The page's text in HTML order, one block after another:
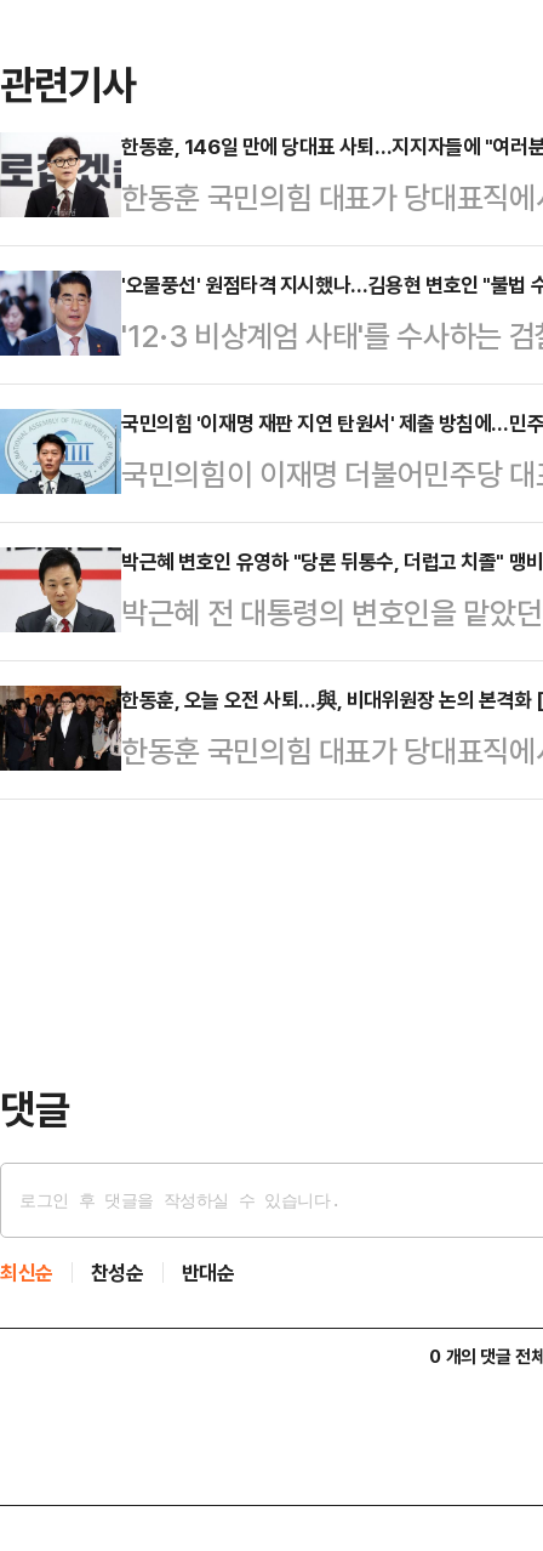
관련기사
한동훈, 146일 만에 당대표 사퇴…지지자들에 "여러
한동훈 국민의힘 대표가 당대표직
당대표로 선출된 이후 146일 만이
내에서 사퇴 압박을 받아온 한 대표
돼 더 이상 당대표의 정상적 임무수
는 16일 오전 국회에서 기자회견을
다"고 말했다.한 대표는 "비상계엄
죄송하다"며 "선진국 대한민국에
냐. 탄핵으로 마음 아픈 우리 …
'오물풍선' 원점타격 지시했나…김용현 변호인 "불법
'12·3 비상계엄 사태'를 수사하는
세력이 오물풍선에 대한 원점타격
긴장을 조성하려 했는지 살펴보는
에 대해 "피의사실과 관련 없는 이
장을 밝힌 것으로 알려졌다.지난
수사본부(본부장 박세현 서울고검
방장관을 불러 '오물 풍선이 날아오
를 합참…
국민의힘 '이재명 재판 지연 탄원서' 제출 방침에…민
국민의힘이 이재명 더불어민주당
을 고의 지연시키고 있다며 신속한
밝혔다. 이에 민주당은 "상식적으
민주당 대변인은 16일 국회에서 열
재명 대표가 항소심에 대한 소송기
고 있다는 국민의힘 지적이 있다'는
하고 민생을 위해 협력을 해야지 그
다.앞서 국민의힘 법률자문위원…
박근혜 변호인 유영하 "당론 뒤통수, 더럽고 치졸" 맹
박근혜 전 대통령의 변호인을 맡았
대통령 탄핵소추안이 국회에서 가
향해 "구질구질하게 국회의원직을
의원은 이날 페이스북에 "우아한
같이 할 수는 없다. 당신들은 여기
한동훈, 오늘 오전 사퇴…與, 비대위원장 논의 본격화
한동훈 국민의힘 대표가 당대표직
가결 이후 여당 내에서 거세진 사퇴
댓글
최신순 찬성순 반대순
0 개의 댓글 전